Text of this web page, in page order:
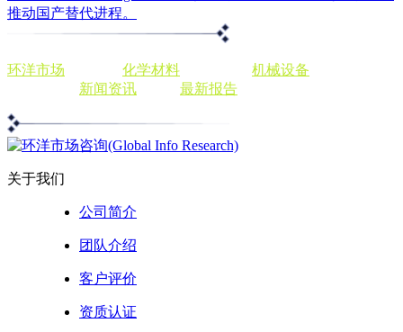
推动国产替代进程。
环洋市场 化学材料 机械设备
新闻资讯 最新报告
关于我们
公司简介
团队介绍
客户评价
资质认证